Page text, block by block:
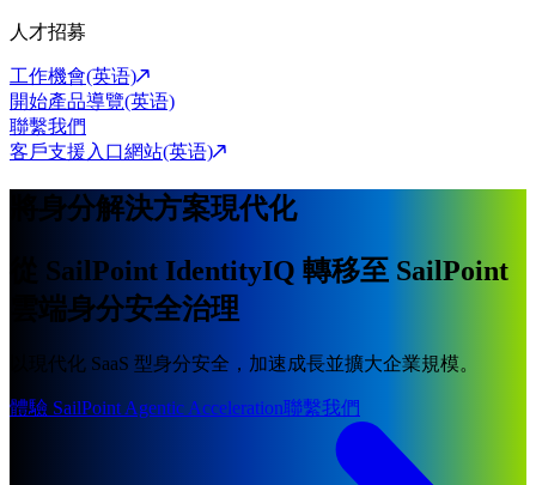
人才招募
工作機會(英语)
開始產品導覽(英语)
聯繫我們
客戶支援入口網站(英语)
將身分解決方案現代化
從 SailPoint IdentityIQ 轉移至 SailPoint
雲端身分安全治理
以現代化 SaaS 型身分安全，加速成長並擴大企業規模。
體驗 SailPoint Agentic Acceleration聯繫我們